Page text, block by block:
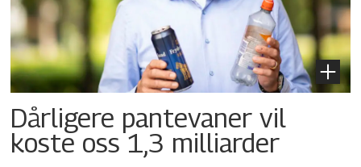
Dårligere pantevaner vil
koste oss 1,3 milliarder